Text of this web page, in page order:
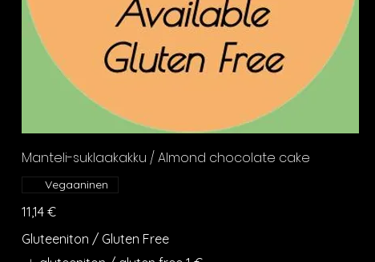
Manteli-suklaakakku / Almond chocolate cake
11,14 €
Vegaaninen
Gluteeniton / Gluten Free